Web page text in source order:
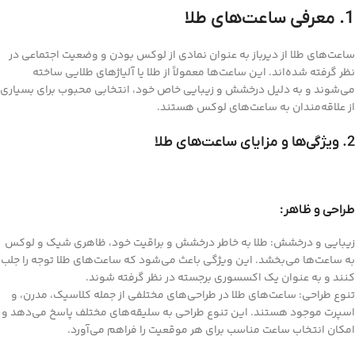
1. معرفی ساعت‌های طلا
ساعت‌های طلا از دیرباز به عنوان نمادی از لوکس بودن و وضعیت اجتماعی در
نظر گرفته شده‌اند. این ساعت‌ها معمولاً از طلا یا آلیاژهای طلایی ساخته
می‌شوند و به دلیل درخشش و زیبایی خاص خود، انتخابی محبوب برای بسیاری
از علاقه‌مندان به ساعت‌های لوکس هستند.
2. ویژگی‌ها و مزایای ساعت‌های طلا
طراحی و ظاهر:
زیبایی و درخشش: طلا به خاطر درخشش و براقیت خود، ظاهری شیک و لوکس
به ساعت‌ها می‌بخشد. این ویژگی باعث می‌شود که ساعت‌های طلا توجه را جلب
کنند و به عنوان یک اکسسوری برجسته در نظر گرفته شوند.
تنوع طراحی: ساعت‌های طلا در طراحی‌های مختلفی از جمله کلاسیک، مدرن، و
اسپرت موجود هستند. این تنوع طراحی به سلیقه‌های مختلف پاسخ می‌دهد و
امکان انتخاب ساعت مناسب برای هر موقعیت را فراهم می‌آورد.